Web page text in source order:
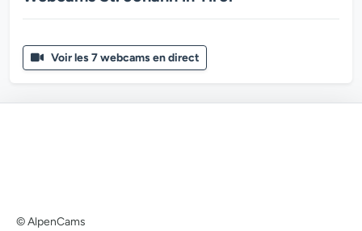
Voir les 7 webcams en direct
© AlpenCams